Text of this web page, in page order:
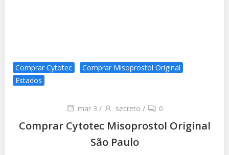
Comprar Cytotec
Comprar Misoprostol Original
Estados
mar 3 / secreto / 0
Comprar Cytotec Misoprostol Original
São Paulo